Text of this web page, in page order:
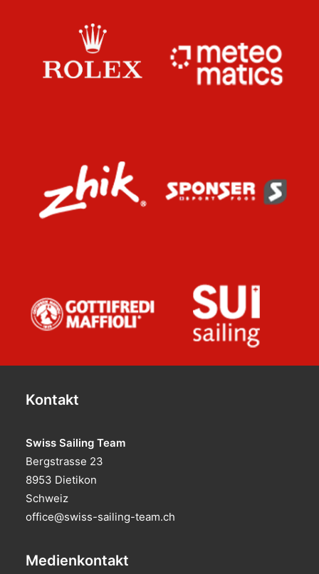
Kontakt
Swiss Sailing Team
Bergstrasse 23
8953 Dietikon
Schweiz
office@swiss-sailing-team.ch
Medienkontakt